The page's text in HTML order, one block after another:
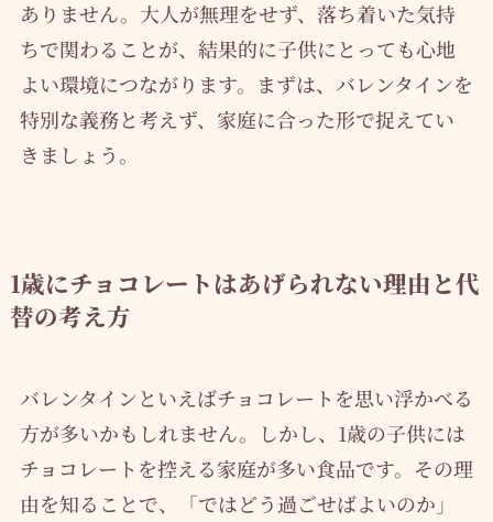
ありません。大人が無理をせず、落ち着いた気持
ちで関わることが、結果的に子供にとっても心地
よい環境につながります。まずは、バレンタインを
特別な義務と考えず、家庭に合った形で捉えてい
きましょう。
1歳にチョコレートはあげられない理由と代
替の考え方
バレンタインといえばチョコレートを思い浮かべる
方が多いかもしれません。しかし、1歳の子供には
チョコレートを控える家庭が多い食品です。その理
由を知ることで、「ではどう過ごせばよいのか」